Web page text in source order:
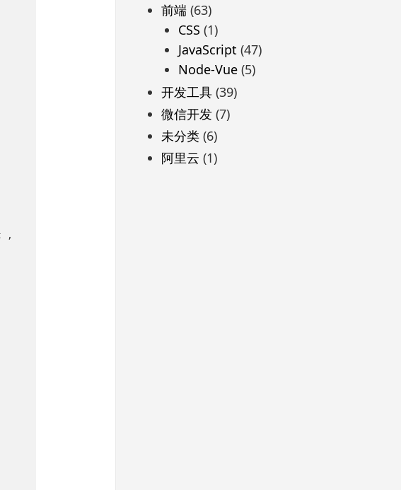
前端(63)
CSS (1)
JavaScript (47)
Node-Vue(5)
开发工具(39)
微信开发(7)
未分类(6)
阿里云 (1)